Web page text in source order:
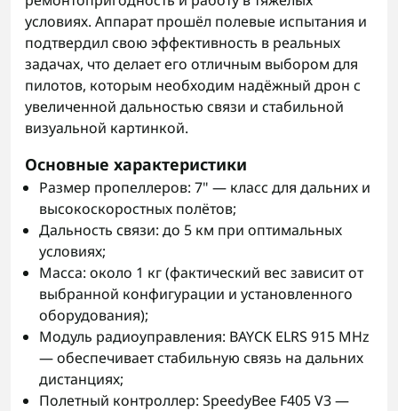
условиях. Аппарат прошёл полевые испытания и
подтвердил свою эффективность в реальных
задачах, что делает его отличным выбором для
пилотов, которым необходим надёжный дрон с
увеличенной дальностью связи и стабильной
визуальной картинкой.
Основные характеристики
Размер пропеллеров: 7" — класс для дальних и
высокоскоростных полётов;
Дальность связи: до 5 км при оптимальных
условиях;
Масса: около 1 кг (фактический вес зависит от
выбранной конфигурации и установленного
оборудования);
Модуль радиоуправления: BAYCK ELRS 915 MHz
— обеспечивает стабильную связь на дальних
дистанциях;
Полетный контроллер: SpeedyBee F405 V3 —